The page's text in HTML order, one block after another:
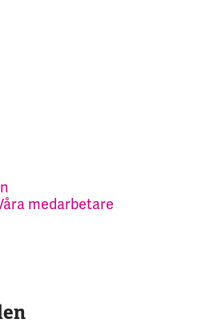
medarbetare